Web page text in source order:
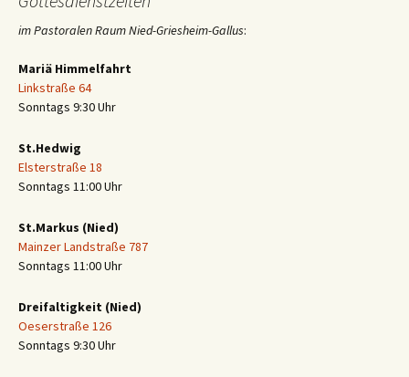
im Pastoralen Raum Nied-Griesheim-Gallus:
Mariä Himmelfahrt
Linkstraße 64
Sonntags 9:30 Uhr
St.Hedwig
Elsterstraße 18
Sonntags 11:00 Uhr
St.Markus (Nied)
Mainzer Landstraße 787
Sonntags 11:00 Uhr
Dreifaltigkeit (Nied)
Oeserstraße 126
Sonntags 9:30 Uhr